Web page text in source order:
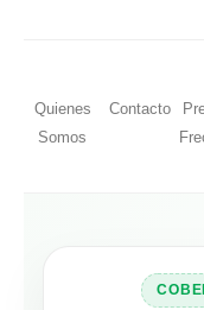
Quienes
Somos
Contacto